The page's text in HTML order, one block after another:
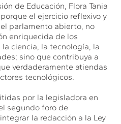
de Educación, Flora Tania
el ejercicio reflexivo y
parlamento abierto, no
enriquecida de los
ciencia, la tecnología, la
sino que contribuya a
verdaderamente atiendas
tecnológicos.
por la legisladora en
segundo foro de
la redacción a la Ley